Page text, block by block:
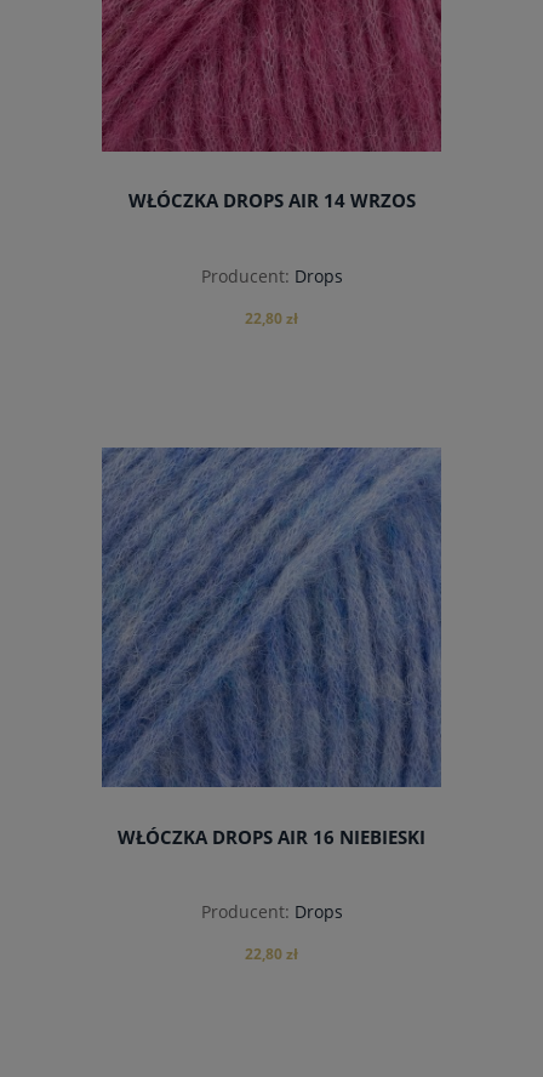
WŁÓCZKA DROPS AIR 14 WRZOS
Producent: Drops
22,80 zł
do koszyka
WŁÓCZKA DROPS AIR 16 NIEBIESKI
Producent: Drops
22,80 zł